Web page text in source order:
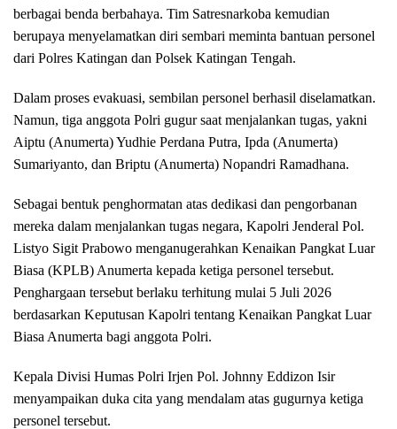
berbagai benda berbahaya. Tim Satresnarkoba kemudian
berupaya menyelamatkan diri sembari meminta bantuan personel
dari Polres Katingan dan Polsek Katingan Tengah.
Dalam proses evakuasi, sembilan personel berhasil diselamatkan.
Namun, tiga anggota Polri gugur saat menjalankan tugas, yakni
Aiptu (Anumerta) Yudhie Perdana Putra, Ipda (Anumerta)
Sumariyanto, dan Briptu (Anumerta) Nopandri Ramadhana.
Sebagai bentuk penghormatan atas dedikasi dan pengorbanan
mereka dalam menjalankan tugas negara, Kapolri Jenderal Pol.
Listyo Sigit Prabowo menganugerahkan Kenaikan Pangkat Luar
Biasa (KPLB) Anumerta kepada ketiga personel tersebut.
Penghargaan tersebut berlaku terhitung mulai 5 Juli 2026
berdasarkan Keputusan Kapolri tentang Kenaikan Pangkat Luar
Biasa Anumerta bagi anggota Polri.
Kepala Divisi Humas Polri Irjen Pol. Johnny Eddizon Isir
menyampaikan duka cita yang mendalam atas gugurnya ketiga
personel tersebut.